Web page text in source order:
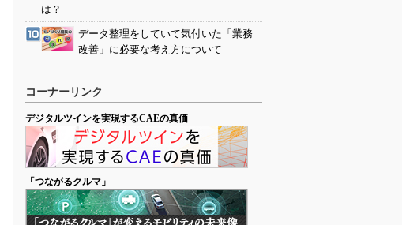
は？
データ整理をしていて気付いた「業務
改善」に必要な考え方について
コーナーリンク
デジタルツインを実現するCAEの真価
「つながるクルマ」